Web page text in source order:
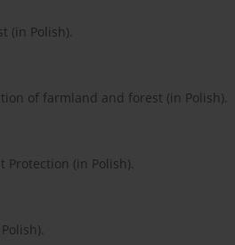
(in Polish).
of farmland and forest (in Polish).
Protection (in Polish).